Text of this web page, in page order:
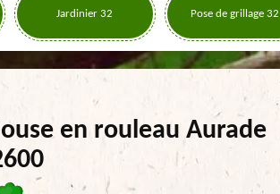
Jardinier 32 Pose de grillage 32
en rouleau Aurade